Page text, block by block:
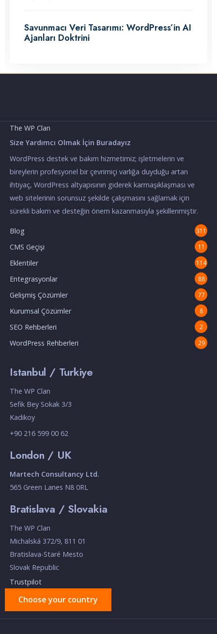
Savunmacı Veri Tasarımı: WordPress’in AI
Ajanları Doktrini
The WP Clan
Size Yardımcı Olmak İçin Buradayız
WordPress destek ve bakım hizmetimiz; işletmelerin ve
bireylerin profesyonel bir çevrimiçi varlığa duyduğu artan
ihtiyaç, WordPress altyapısının giderek karmaşıklaşması ve
web sitelerinin sorunsuz şekilde çalışmasını sağlamak için
sürekli bakım ve desteğin önem kazanmasıyla şekillenmiştir.
Blog 311
CMS Geçişi 11
Eklentiler 114
Entegrasyonlar 88
Gelişmiş Çözümler 77
Kurumsal Çözümler 8
SEO Rehberleri 2
WordPress Rehberleri 29
Istanbul / Turkiye
The WP Clan
Sefik Bey Sokak 3/3
Kadikoy
+90 216 599 00 62
London / UK
Martech Consultancy Ltd.
565 Green Lanes N8 0RL
Bratislava / Slovakia
The WP Clan
Michalská 372/9, 811 01
Bratislava-Staré Mesto
Slovak Republic
Trustpilot
Choose your country